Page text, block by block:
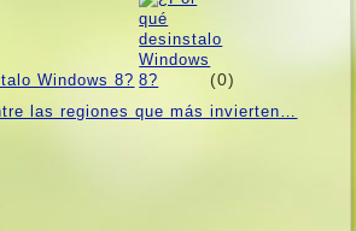
Windows 8? (0)
las regiones que más invierten…